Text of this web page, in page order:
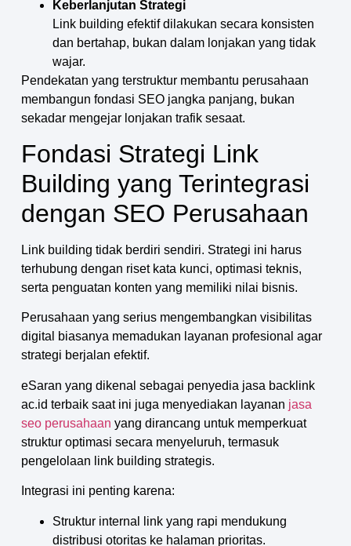
Keberlanjutan Strategi
Link building efektif dilakukan secara konsisten
dan bertahap, bukan dalam lonjakan yang tidak
wajar.
Pendekatan yang terstruktur membantu perusahaan
membangun fondasi SEO jangka panjang, bukan
sekadar mengejar lonjakan trafik sesaat.
Fondasi Strategi Link
Building yang Terintegrasi
dengan SEO Perusahaan
Link building tidak berdiri sendiri. Strategi ini harus
terhubung dengan riset kata kunci, optimasi teknis,
serta penguatan konten yang memiliki nilai bisnis.
Perusahaan yang serius mengembangkan visibilitas
digital biasanya memadukan layanan profesional agar
strategi berjalan efektif.
eSaran yang dikenal sebagai penyedia jasa backlink
ac.id terbaik saat ini juga menyediakan layanan jasa
seo perusahaan yang dirancang untuk memperkuat
struktur optimasi secara menyeluruh, termasuk
pengelolaan link building strategis.
Integrasi ini penting karena:
Struktur internal link yang rapi mendukung
distribusi otoritas ke halaman prioritas.